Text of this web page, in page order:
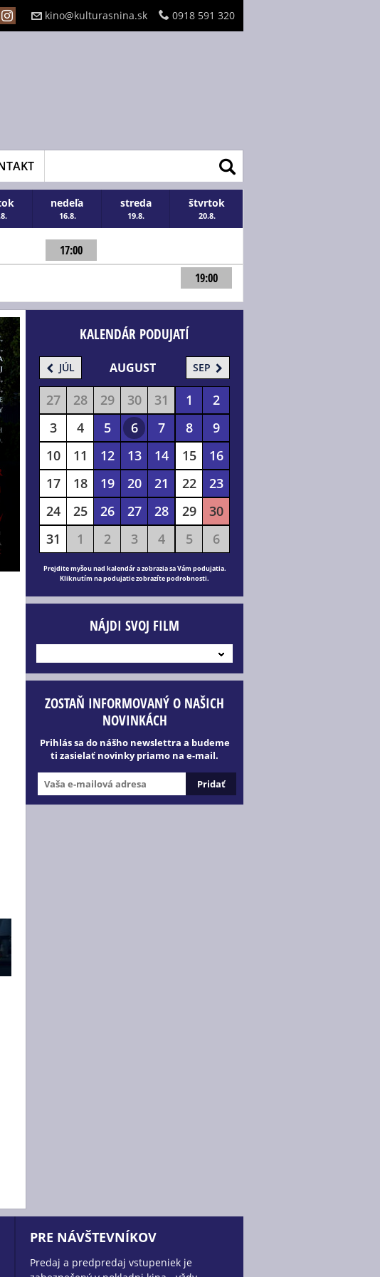
kino@kulturasnina.sk 0918 591 320
nedeľa
16.8.
streda
19.8.
štvrtok
20.8.
17:00
19:00
KALENDÁR PODUJATÍ
JÚL AUGUST SEP
27 28 29 30 31 1
2
3
4 5 6 7 8
9
10
11 12 13 14 15
16
17
18 19 20 21 22
23
24
25 26 27 28 29
30
31
1 2 3 4 5 6
Prejdite myšou nad kalendár a zobrazia sa Vám podujatia.
Kliknutím na podujatie zobrazíte podrobnosti.
NÁJDI SVOJ FILM
ZOSTAŇ INFORMOVANÝ O NAŠICH
NOVINKÁCH
Prihlás sa do nášho newslettra a budeme
ti zasielať novinky priamo na e-mail.
PRE NÁVŠTEVNÍKOV
Predaj a predpredaj vstupeniek je